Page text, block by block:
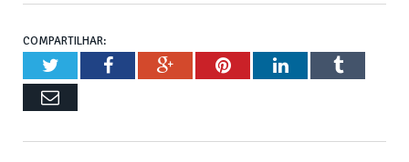
COMPARTILHAR:
TwitterFacebookGoogle+PinterestLinkedInTumblr
Email